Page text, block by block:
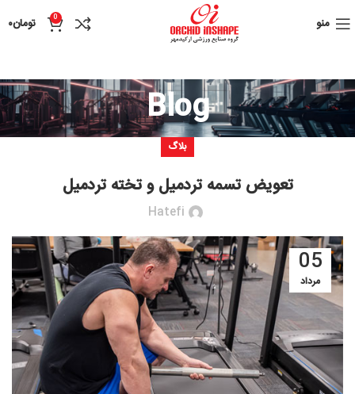
منو 0 تومان۰
Blog
بلاگ
تعویض تسمه تردمیل و تخته تردمیل
Hatefi
05
مرداد